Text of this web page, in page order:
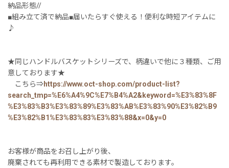
納品形態//
■組み立て済で納品■届いたらすぐ使える！便利な時短アイテムに
♪
★同じハンドルバスケットシリーズで、柄違いで他に３種類、ご用
意しております★
こちら⇒https://www.oct-shop.com/product-list?
search_tmp=%E6%A4%9C%E7%B4%A2&keyword=%E3%83%8F
%E3%83%B3%E3%83%89%E3%83%AB%E3%83%90%E3%82%B9
%E3%82%B1%E3%83%83%E3%83%88&x=0&y=0
お客様が商品をお召し上がり後、
廃棄されても再利用できる素材で製造しております。